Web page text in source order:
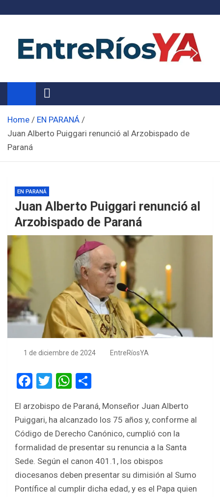
Noticias de Entre Ríos
Información de toda la provincia ahora
Home
EN PARANÁ
Juan Alberto Puiggari renunció al Arzobispado de
Paraná
EN PARANÁ
Juan Alberto Puiggari renunció al
Arzobispado de Paraná
1 de diciembre de 2024 EntreRíosYA
F
ce
b
o
o
k
T
tt
er
W
at
s
A
p
p
ar
e
El arzobispo de Paraná, Monseñor Juan Alberto
Puiggari, ha alcanzado los 75 años y, conforme al
Código de Derecho Canónico, cumplió con la
formalidad de presentar su renuncia a la Santa
Sede. Según el canon 401.1, los obispos
diocesanos deben presentar su dimisión al Sumo
Pontífice al cumplir dicha edad, y es el Papa quien